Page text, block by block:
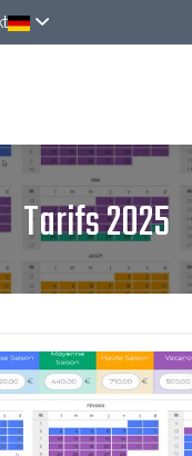
Tarifs 2025